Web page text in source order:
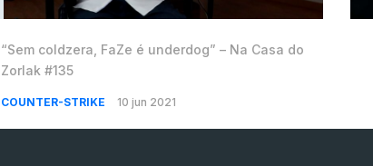
“Sem coldzera, FaZe é underdog” – Na Casa do
Zorlak #135
COUNTER-STRIKE 10 jun 2021